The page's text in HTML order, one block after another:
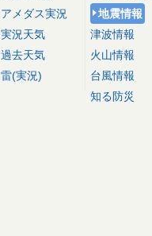
アメダス実況
実況天気
過去天気
雷(実況)
地震情報
津波情報
火山情報
台風情報
知る防災